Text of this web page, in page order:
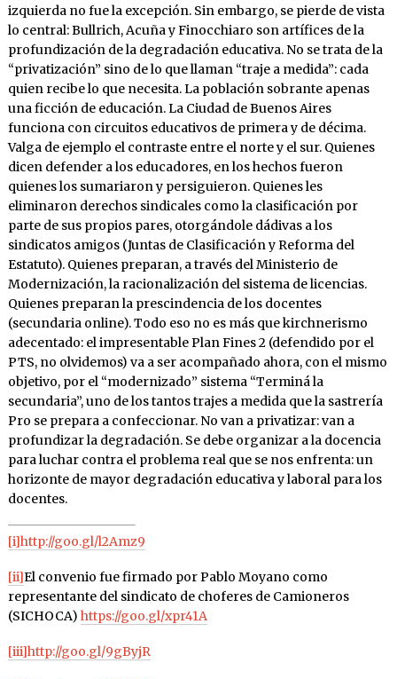
izquierda no fue la excepción. Sin embargo, se pierde de vista
lo central: Bullrich, Acuña y Finocchiaro son artífices de la
profundización de la degradación educativa. No se trata de la
“privatización” sino de lo que llaman “traje a medida”: cada
quien recibe lo que necesita. La población sobrante apenas
una ficción de educación. La Ciudad de Buenos Aires
funciona con circuitos educativos de primera y de décima.
Valga de ejemplo el contraste entre el norte y el sur. Quienes
dicen defender a los educadores, en los hechos fueron
quienes los sumariaron y persiguieron. Quienes les
eliminaron derechos sindicales como la clasificación por
parte de sus propios pares, otorgándole dádivas a los
sindicatos amigos (Juntas de Clasificación y Reforma del
Estatuto). Quienes preparan, a través del Ministerio de
Modernización, la racionalización del sistema de licencias.
Quienes preparan la prescindencia de los docentes
(secundaria online). Todo eso no es más que kirchnerismo
adecentado: el impresentable Plan Fines 2 (defendido por el
PTS, no olvidemos) va a ser acompañado ahora, con el mismo
objetivo, por el “modernizado” sistema “Terminá la
secundaria”, uno de los tantos trajes a medida que la sastrería
Pro se prepara a confeccionar. No van a privatizar: van a
profundizar la degradación. Se debe organizar a la docencia
para luchar contra el problema real que se nos enfrenta: un
horizonte de mayor degradación educativa y laboral para los
docentes.
[i]http://goo.gl/l2Amz9
[ii]El convenio fue firmado por Pablo Moyano como
representante del sindicato de choferes de Camioneros
(SICHOCA) https://goo.gl/xpr41A
[iii]http://goo.gl/9gByjR